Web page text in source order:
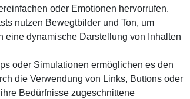
oder Emotionen hervorrufen.
nutzen Bewegtbilder und Ton, um
eine dynamische Darstellung von Inhalten
oder Simulationen ermöglichen es den
die Verwendung von Links, Buttons oder
Bedürfnisse zugeschnittene